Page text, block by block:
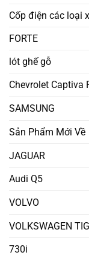
Cốp điện các loại
FORTE
lót ghế gỗ
Chevrolet Captiva
SAMSUNG
Sản Phẩm Mới Về
JAGUAR
Audi Q5
VOLVO
VOLKSWAGEN
730i